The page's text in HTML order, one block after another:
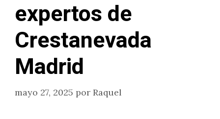
expertos de
Crestanevada
Madrid
mayo 27, 2025 por Raquel